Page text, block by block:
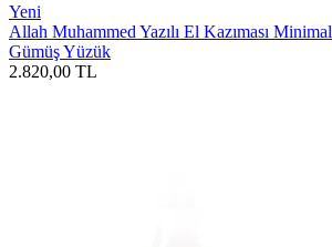
Yeni
Allah Muhammed Yazılı El Kazıması Minimal
Gümüş Yüzük
2.820,00 TL